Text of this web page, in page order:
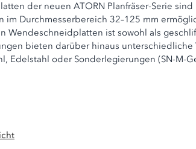
der neuen ATORN Planfräser-Serie
im Durchmesserbereich 32–125 mm
Wendeschneidplatten ist sowohl als
bieten darüber hinaus
Edelstahl oder Sonderlegierungen (SN-M-